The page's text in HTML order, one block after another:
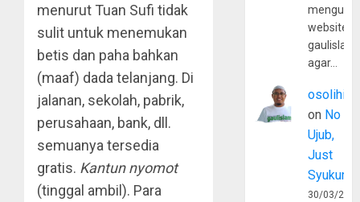
menurut Tuan Sufi tidak
sulit untuk menemukan
betis dan paha bahkan
(maaf) dada telanjang. Di
jalanan, sekolah, pabrik,
perusahaan, bank, dll.
semuanya tersedia
gratis. Kantun nyomot
(tinggal ambil). Para
website
agar…
osolihin
on No
Ujub,
Just
Syukur
30/03/